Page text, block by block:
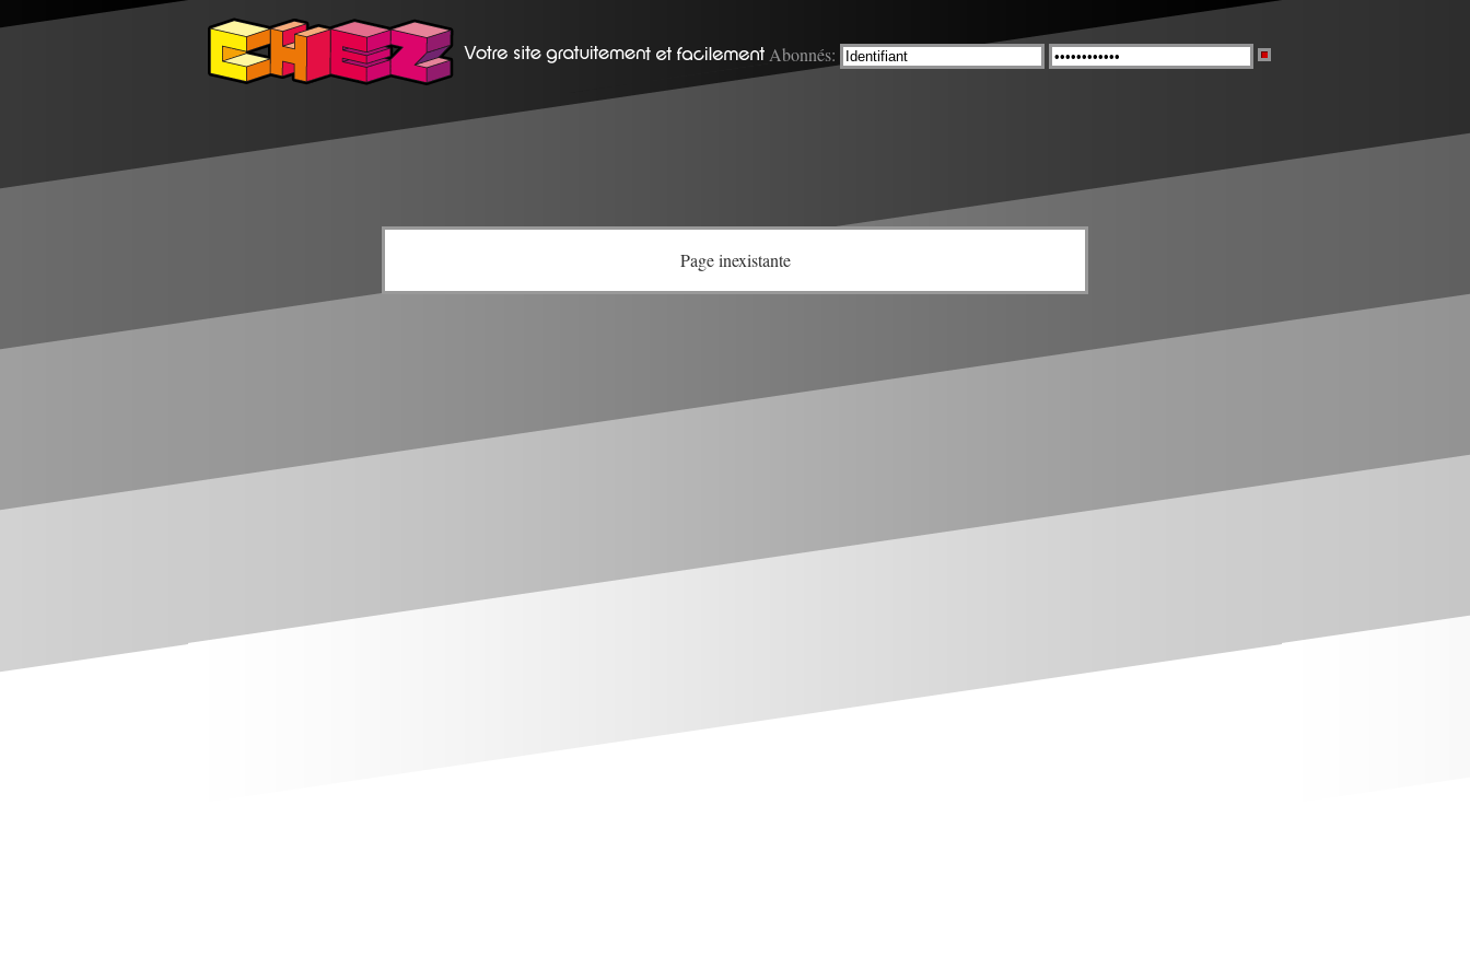
Abonnés:
Page inexistante